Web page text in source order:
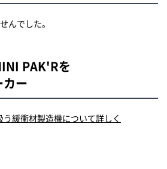
んでした。
PAK'Rを
ー
う緩衝材製造機について詳しく